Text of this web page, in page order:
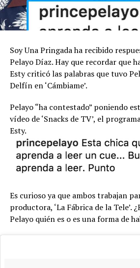
Soy Una Pringada ha recibido
Pelayo Díaz. Hay que recordar que
Esty criticó las palabras que tuvo
Delfín en ‘Cámbiame’.
Pelayo “ha contestado” poniendo
vídeo de ‘Snacks de TV’, el
Esty.
Es curioso ya que ambos trabajan
productora, ‘La Fábrica de la Tele’.
Pelayo quién es o es una forma de